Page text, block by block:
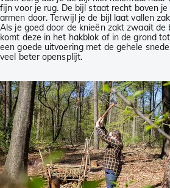
fijn voor je rug. De bijl staat recht boven
armen door. Terwijl je de bijl laat vallen
Als je goed door de knieën zakt zwaait de
komt deze in het hakblok of in de grond
een goede uitvoering met de gehele
veel beter opensplijt.